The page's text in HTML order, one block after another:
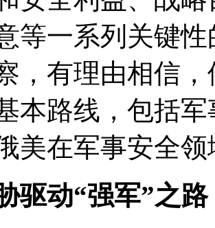
等一系列关键
，有理由相信
本路线，包括
美在军事安全
驱动“强军”之路